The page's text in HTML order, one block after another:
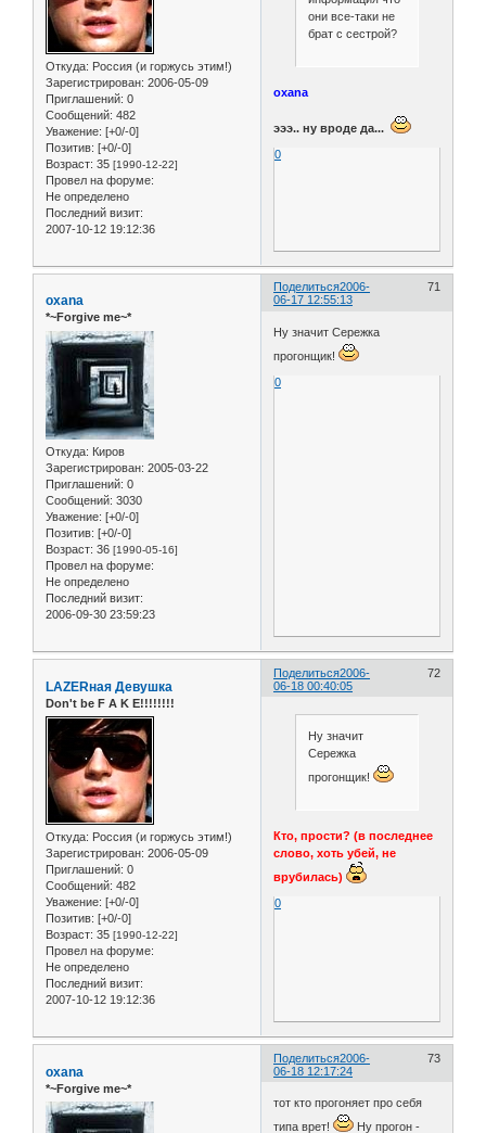
Откуда: Россия (и горжусь этим!)
Зарегистрирован: 2006-05-09
Приглашений: 0
Сообщений: 482
Уважение: [+0/-0]
Позитив: [+0/-0]
Возраст: 35 [1990-12-22]
Провел на форуме:
Не определено
Последний визит:
2007-10-12 19:12:36
они все-таки не
брат с сестрой?
oxana
эээ.. ну вроде да...
0
Поделиться 71
2006-
06-17 12:55:13
oxana
*~Forgive me~*
Откуда: Киров
Зарегистрирован: 2005-03-22
Приглашений: 0
Сообщений: 3030
Уважение: [+0/-0]
Позитив: [+0/-0]
Возраст: 36 [1990-05-16]
Провел на форуме:
Не определено
Последний визит:
2006-09-30 23:59:23
Ну значит Сережка
прогонщик!
0
Поделиться 72
2006-
06-18 00:40:05
LAZERная Девушка
Don't be F A K E!!!!!!!!
Откуда: Россия (и горжусь этим!)
Зарегистрирован: 2006-05-09
Приглашений: 0
Сообщений: 482
Уважение: [+0/-0]
Позитив: [+0/-0]
Возраст: 35 [1990-12-22]
Провел на форуме:
Не определено
Последний визит:
2007-10-12 19:12:36
Ну значит
Сережка
прогонщик!
Кто, прости? (в последнее
слово, хоть убей, не
врубилась)
0
Поделиться 73
2006-
06-18 12:17:24
oxana
*~Forgive me~*
тот кто прогоняет про себя
типа врет!
Ну прогон -